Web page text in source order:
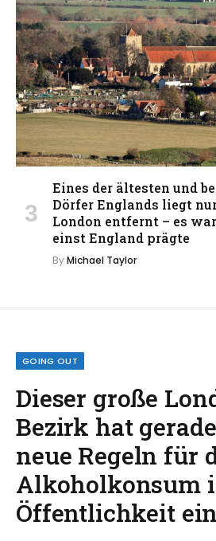
Eines der ältesten und
Dörfer Englands liegt
London entfernt – es
einst England prägte
ByMichael Taylor
GOING OUT
Dieser große
Bezirk hat
neue Regeln für
Alkoholkonsum
Öffentlichkeit